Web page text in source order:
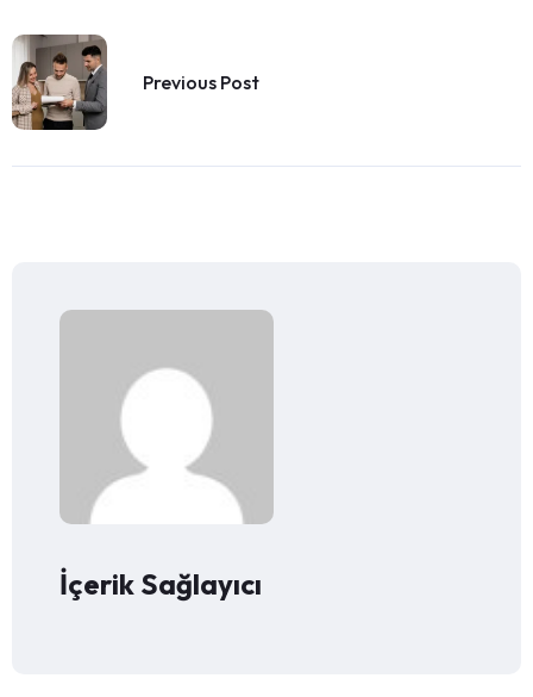
Previous Post
İçerik Sağlayıcı